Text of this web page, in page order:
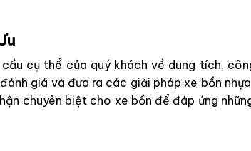
cụ thể của quý khách về dung tích,
giá và đưa ra các giải pháp xe bồn
chuyên biệt cho xe bồn để đáp ứng